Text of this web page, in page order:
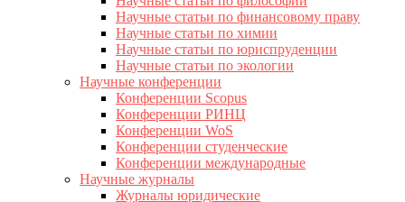
Научные статьи по финансовому праву
Научные статьи по химии
Научные статьи по юриспруденции
Научные статьи по экологии
Научные конференции
Конференции Scopus
Конференции РИНЦ
Конференции WoS
Конференции студенческие
Конференции международные
Научные журналы
Журналы юридические